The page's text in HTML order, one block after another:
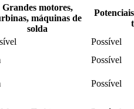
Grandes motores,
máquinas de
solda
Possível
Possível
Possível